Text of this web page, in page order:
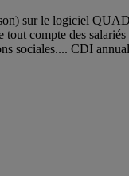
sur le logiciel
compte des
sociales.... CDI